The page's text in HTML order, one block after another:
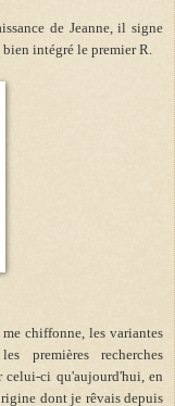
de Jeanne, il signe
intégré le premier R.
chiffonne, les variantes
premières recherches
celui-ci qu'aujourd'hui, en
dont je rêvais depuis